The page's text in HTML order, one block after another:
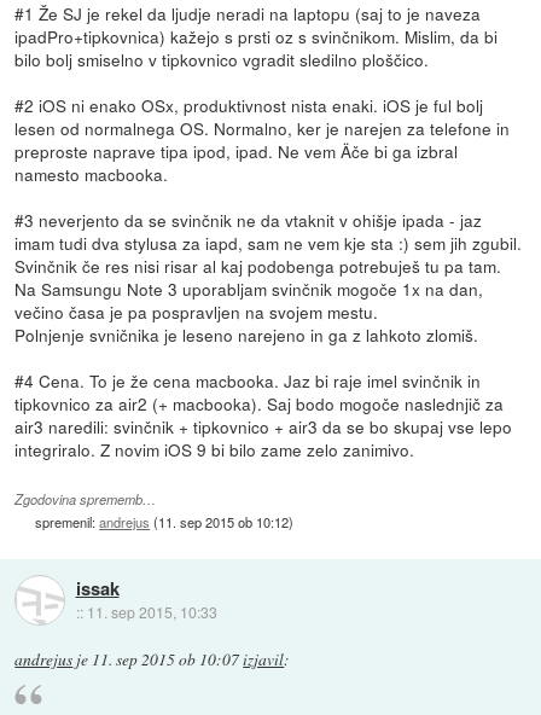
#1 Že SJ je rekel da ljudje neradi na laptopu (saj to je naveza
ipadPro+tipkovnica) kažejo s prsti oz s svinčnikom. Mislim, da bi
bilo bolj smiselno v tipkovnico vgradit sledilno ploščico.
#2 iOS ni enako OSx, produktivnost nista enaki. iOS je ful bolj
lesen od normalnega OS. Normalno, ker je narejen za telefone in
preproste naprave tipa ipod, ipad. Ne vem Äče bi ga izbral
namesto macbooka.
#3 neverjento da se svinčnik ne da vtaknit v ohišje ipada - jaz
imam tudi dva stylusa za iapd, sam ne vem kje sta :) sem jih zgubil.
Svinčnik če res nisi risar al kaj podobenga potrebuješ tu pa tam.
Na Samsungu Note 3 uporabljam svinčnik mogoče 1x na dan,
večino časa je pa pospravljen na svojem mestu.
Polnjenje svničnika je leseno narejeno in ga z lahkoto zlomiš.
#4 Cena. To je že cena macbooka. Jaz bi raje imel svinčnik in
tipkovnico za air2 (+ macbooka). Saj bodo mogoče naslednjič za
air3 naredili: svinčnik + tipkovnico + air3 da se bo skupaj vse lepo
integriralo. Z novim iOS 9 bi bilo zame zelo zanimivo.
Zgodovina sprememb…
spremenil:andrejus (11. sep 2015 ob 10:12)
issak
:: 11. sep 2015, 10:33
andrejus je 11. sep 2015 ob 10:07izjavil: